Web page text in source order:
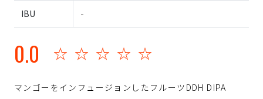
IBU -
0.0 ☆☆☆☆☆
マンゴーをインフュージョンしたフルーツDDH DIPA